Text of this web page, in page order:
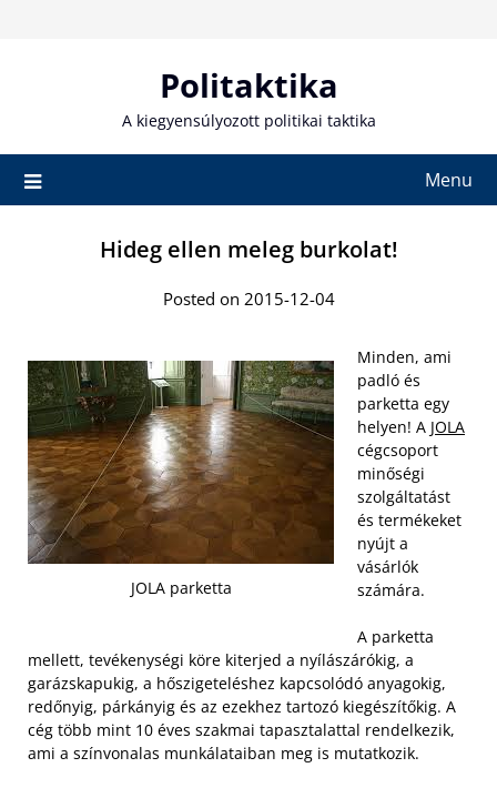
Politaktika
A kiegyensúlyozott politikai taktika
Menu
Hideg ellen meleg burkolat!
Posted on 2015-12-04
JOLA parketta
Minden, ami
padló és
parketta egy
helyen! A JOLA
cégcsoport
minőségi
szolgáltatást
és termékeket
nyújt a
vásárlók
számára.
A parketta
mellett, tevékenységi köre kiterjed a nyílászárókig, a
garázskapukig, a hőszigeteléshez kapcsolódó anyagokig,
redőnyig, párkányig és az ezekhez tartozó kiegészítőkig. A
cég több mint 10 éves szakmai tapasztalattal rendelkezik,
ami a színvonalas munkálataiban meg is mutatkozik.